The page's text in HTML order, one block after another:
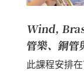
Wind,
管樂、銅管
此課程安排